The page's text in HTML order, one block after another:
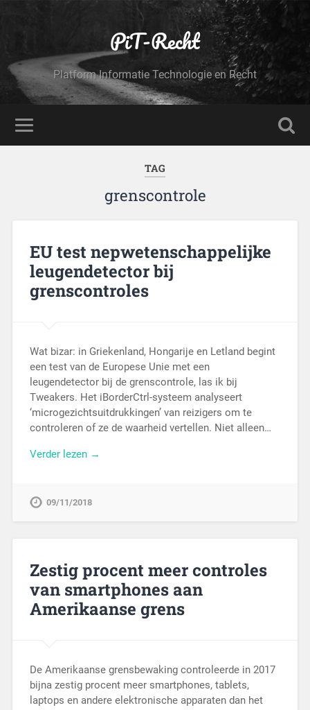
PiT-Recht
Platform Informatie Technologie en Recht
TAG
grenscontrole
EU test nepwetenschappelijke
leugendetector bij
grenscontroles
Wat bizar: in Griekenland, Hongarije en Letland begint
een test van de Europese Unie met een
leugendetector bij de grenscontrole, las ik bij
Tweakers. Het iBorderCtrl-systeem analyseert
‘microgezichtsuitdrukkingen’ van reizigers om te
controleren of ze de waarheid vertellen. Niet alleen…
Verder lezen →
09/11/2018
Zestig procent meer controles
van smartphones aan
Amerikaanse grens
De Amerikaanse grensbewaking controleerde in 2017
bijna zestig procent meer smartphones, tablets,
laptops en andere elektronische apparaten dan het